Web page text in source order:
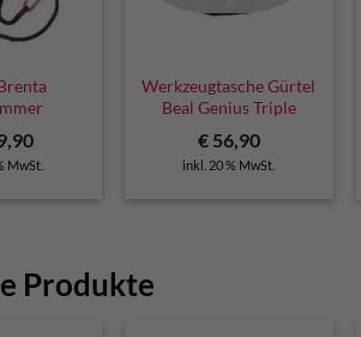
MwSt.
Werkzeugtasche Gürtel
Beal Genius Triple
€56,90
inkl. 20 % MwSt.
Produkte